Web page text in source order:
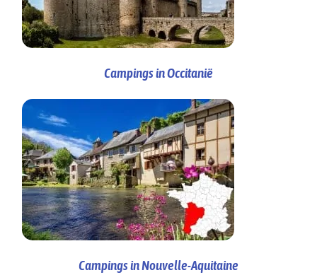
Campings in Occitanië
Campings in Nouvelle-Aquitaine